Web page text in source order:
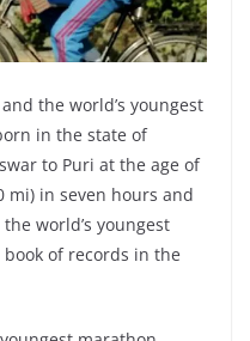
the world’s youngest
in the state of
to Puri at the age of
mi) in seven hours and
world’s youngest
of records in the